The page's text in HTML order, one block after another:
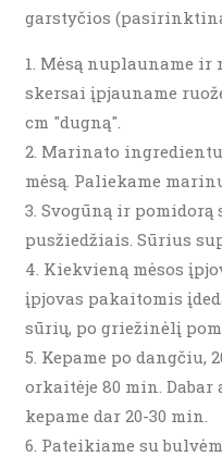
garstyčios
Mėsą nuplauname ir
skersai įpjauname
cm "dugną".
Marinato
mėsą. Paliekame
Svogūną ir pomidorą
pusžiedžiais. Sūrius
Kiekvieną mėsos
įpjovas pakaitomis
sūrių, po griežinėlį
Kepame po dangčiu,
orkaitėje 80 min.
kepame dar 20-30 min.
Pateikiame su